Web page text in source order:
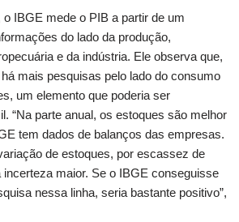
o IBGE mede o PIB a partir de um
do lado da produção,
e da indústria. Ele observa que,
mais pesquisas pelo lado do consumo
um elemento que poderia ser
“Na parte anual, os estoques são melhor
tem dados de balanços das empresas.
de estoques, por escassez de
maior. Se o IBGE conseguisse
nessa linha, seria bastante positivo”,